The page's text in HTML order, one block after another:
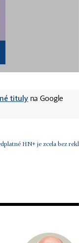
tituly na Google
HN+ je zcela bez